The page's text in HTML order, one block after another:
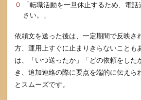
「転職活動を一旦休止するため、電
さい。」
依頼文を送った後は、一定期間で反映さ
方、運用上すぐに止まりきらないことも
は、「いつ送ったか」「どの依頼をした
き、追加連絡の際に要点を端的に伝えら
とスムーズです。